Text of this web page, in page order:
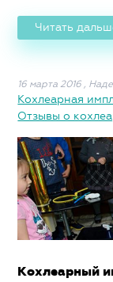
Читать
16 марта 2016 ,
Кохлеарная
Отзывы о
Кохлеарный